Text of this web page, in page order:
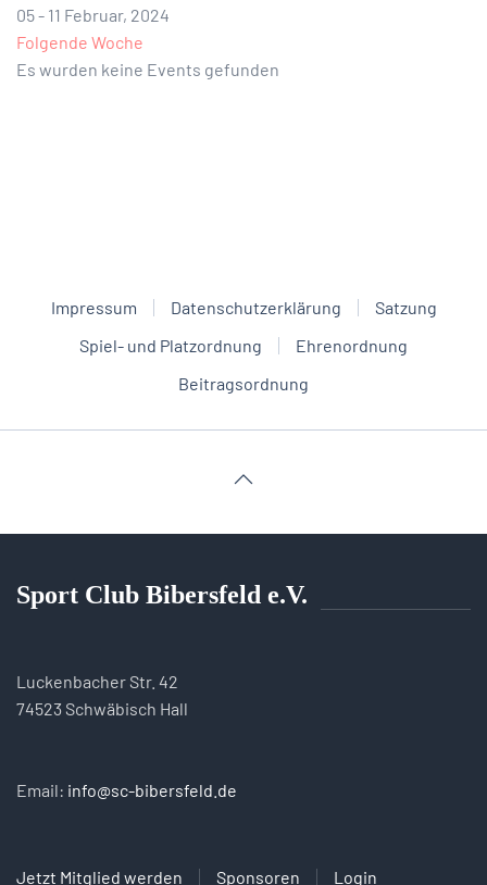
05 - 11 Februar, 2024
Folgende Woche
Es wurden keine Events gefunden
Impressum Datenschutzerklärung
Satzung
Spiel- und Platzordnung
Ehrenordnung
Beitragsordnung
Sport Club Bibersfeld e.V.
Luckenbacher Str. 42
74523 Schwäbisch Hall
Email: info@sc-bibersfeld.de
Jetzt Mitglied werden Sponsoren Login